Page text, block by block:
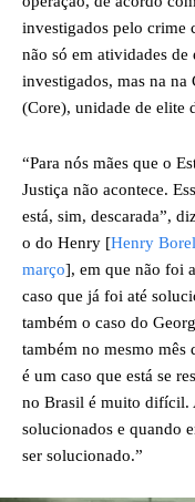
investigados pelo crime
não só em atividades
investigados, mas na na
(Core), unidade de elite
“Para nós mães que o
Justiça não acontece.
está, sim, descarada”,
o do Henry [Henry
março], em que não foi
caso que já foi até
também o caso do
também no mesmo mês
é um caso que está se
no Brasil é muito difícil.
solucionados e quando
ser solucionado.”